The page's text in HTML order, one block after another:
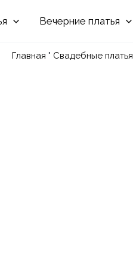
Вечерние
Главная " Свадебные платья